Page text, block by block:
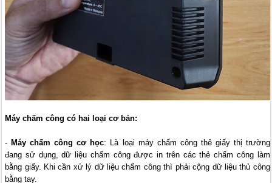
Máy chấm công có hai loại cơ bản:
- Máy chấm công cơ học: Là loại máy chấm công thẻ giấy thị trường
đang sử dụng, dữ liệu chấm công được in trên các thẻ chấm công làm
bằng giấy. Khi cần xử lý dữ liệu chấm công thì phải cộng dữ liệu thủ công
bằng tay.